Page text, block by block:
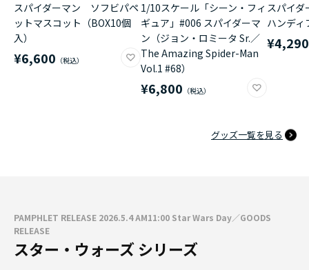
スパイダーマン ソフビパペ
ットマスコット（BOX10個
入）
¥6,600
1/10スケール「シーン・フィ
ギュア」#006 スパイダーマ
ン（ジョン・ロミータ Sr.／
The Amazing Spider-Man
Vol.1 #68）
¥6,800
スパイ
ハンディ
¥4,290
グッズ一覧を見る
PAMPHLET RELEASE 2026.5.4 AM11:00 Star Wars Day／GOODS
RELEASE
スター・ウォーズ シリーズ